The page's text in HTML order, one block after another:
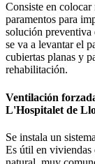
Consiste en colocar
paramentos para
solución preventiva
se va a levantar el
cubiertas planas y
rehabilitación.
Ventilación
L'Hospitalet de
Se instala un
Es útil en viviendas